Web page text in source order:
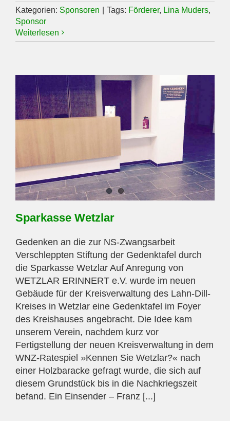
Kategorien: Sponsoren Tags: Förderer, Lina Muders,
Sponsor
Weiterlesen
Sparkasse Wetzlar
Gedenken an die zur NS-Zwangsarbeit
Verschleppten Stiftung der Gedenktafel durch
die Sparkasse Wetzlar Auf Anregung von
WETZLAR ERINNERT e.V. wurde im neuen
Gebäude für der Kreisverwaltung des Lahn-Dill-
Kreises in Wetzlar eine Gedenktafel im Foyer
des Kreishauses angebracht. Die Idee kam
unserem Verein, nachdem kurz vor
Fertigstellung der neuen Kreisverwaltung in dem
WNZ-Ratespiel »Kennen Sie Wetzlar?« nach
einer Holzbaracke gefragt wurde, die sich auf
diesem Grundstück bis in die Nachkriegszeit
befand. Ein Einsender – Franz [...]